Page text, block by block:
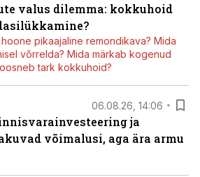
valus dilemma: kokkuhoid
pikaajaline remondikava? Mida
võrrelda? Mida märkab kogenud
tark kokkuhoid?
06.08.26, 14:06
ja
võimalusi, aga ära armu